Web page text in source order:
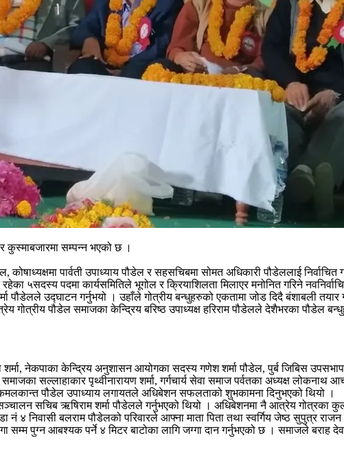
कुस्माबजारमा सम्पन्न भएको छ ।
कोषाध्यक्षमा पार्वती उपाध्याय पौडेल र सहसचिबमा सोमत अधिकारी पौडेललाई
५सदस्य पदमा कार्यसमितिले भूगोल र क्रियाशिलता मिलाएर मनोनित गरिने
उद्घाटन गर्नुभयो । उहाँले गोत्रीय बन्धुहरुको एकतामा जोड दिदै बंशाबली तयार
गोत्रीय पौडेल समाजका केन्द्रिय बरिष्ठ उपाध्यक्ष हरिराम पौडेलले देशैभरका पौडेल
शर्मा, नेकपाका केन्द्रिय अनुशासन आयोगका सदस्य गणेश शर्मा पौडेल, पुर्ब जिबिस
समाजका सल्लाहाकार पृथ्वीनारायण शर्मा, गर्गचार्य सेवा समाज पर्वतका अध्यक्ष लोकनाथ
कमलकान्त पौडेल उपाध्याय लगायतले अधिबेशन सफलताको शुभकामना दिनुभएको थियो ।
सचिब ऋषिराम शर्मा पौडेलले गर्नुभएको थियो । अधिबेशनमा नै आत्रेय गोत्रका
४ निवासी बलराम पौडेलको परिवारले आफ्ना माता पिता तथा स्वर्गिय जेष्ठ सुपुत्र
पुग्न आबश्यक पर्ने ४ मिटर बाटोका लागि जग्गा दान गर्नुभएको छ । समाजले बराह